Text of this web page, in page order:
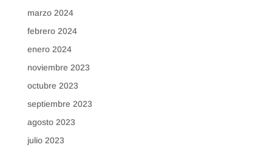
marzo 2024
febrero 2024
enero 2024
noviembre 2023
octubre 2023
septiembre 2023
agosto 2023
julio 2023